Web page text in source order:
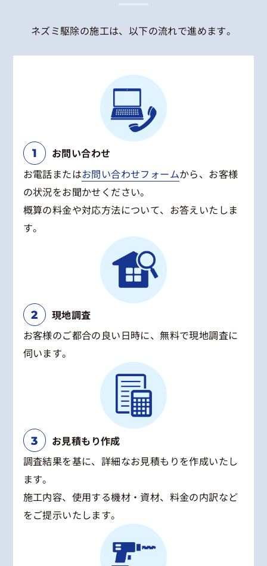
ネズミ駆除の施工は、以下の流れで進めます。
お問い合わせ
お電話またはお問い合わせフォームから、お客様
の状況をお聞かせください。
概算の料金や対応方法について、お答えいたしま
す。
現地調査
お客様のご都合の良い日時に、無料で現地調査に
伺います。
お見積もり作成
調査結果を基に、詳細なお見積もりを作成いたし
ます。
施工内容、使用する機材・資材、料金の内訳など
をご提示いたします。